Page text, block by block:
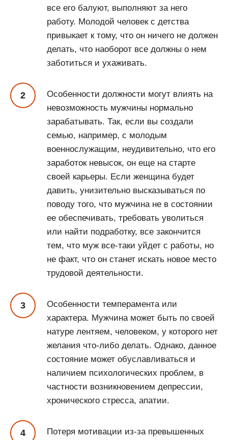
все его балуют, выполняют за него
работу. Молодой человек с детства
привыкает к тому, что он ничего не должен
делать, что наоборот все должны о нем
заботиться и ухаживать.
Особенности должности могут влиять на
невозможность мужчины нормально
зарабатывать. Так, если вы создали
семью, например, с молодым
военнослужащим, неудивительно, что его
заработок невысок, он еще на старте
своей карьеры. Если женщина будет
давить, унизительно высказываться по
поводу того, что мужчина не в состоянии
ее обеспечивать, требовать уволиться
или найти подработку, все закончится
тем, что муж все-таки уйдет с работы, но
не факт, что он станет искать новое место
трудовой деятельности.
Особенности темперамента или
характера. Мужчина может быть по своей
натуре лентяем, человеком, у которого нет
желания что-либо делать. Однако, данное
состояние может обуславливаться и
наличием психологических проблем, в
частности возникновением депрессии,
хронического стресса, апатии.
Потеря мотивации из-за превышенных